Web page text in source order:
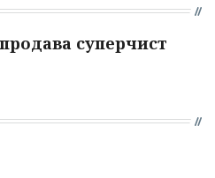
суперчист